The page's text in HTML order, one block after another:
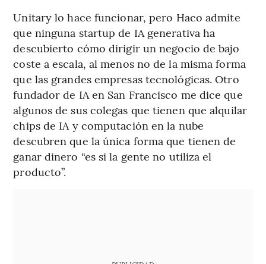
Unitary lo hace funcionar, pero Haco admite
que ninguna startup de IA generativa ha
descubierto cómo dirigir un negocio de bajo
coste a escala, al menos no de la misma forma
que las grandes empresas tecnológicas. Otro
fundador de IA en San Francisco me dice que
algunos de sus colegas que tienen que alquilar
chips de IA y computación en la nube
descubren que la única forma que tienen de
ganar dinero “es si la gente no utiliza el
producto”.